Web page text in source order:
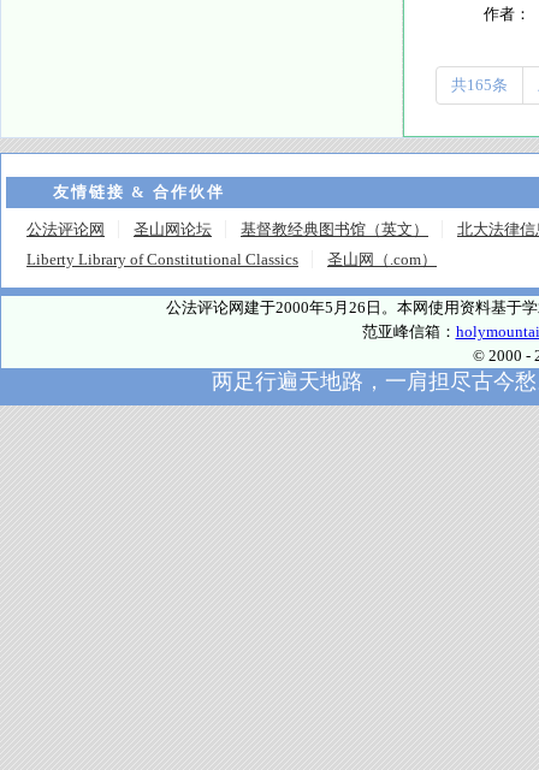
作者：
共165条
友情链接 & 合作伙伴
公法评论网 圣山网论坛 基督教经典图书馆（英文）
北大法律信
Liberty Library of Constitutional Classics
圣山网（.com）
公法评论网建于2000年5月26日。本网使用资料基于
范亚峰信箱：
© 2000 -
两足行遍天地路，一肩担尽古今